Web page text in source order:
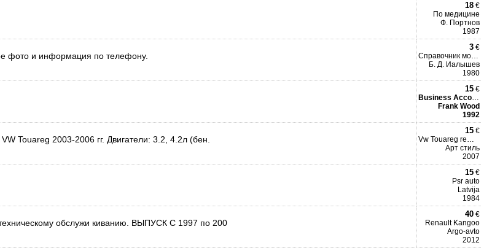
18 €
По медицине
Ф. Портнов
1987
фото и информация по телефону.
3 €
Справочник монтажника
Б. Д. Иалышев
1980
15 €
Business Accounting
Frank Wood
1992
Touareg 2003-2006 гг. Двигатели: 3.2, 4.2л (бен.
15 €
Vw Touareg remonta rokas
Арт стиль
2007
15 €
Psr auto
Latvija
1984
обслужи киванию. ВЫПУСК С 1997 по 200
40 €
Renault Kangoo
Argo-avto
2012